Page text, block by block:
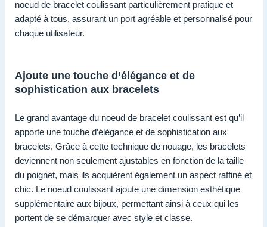
noeud de bracelet coulissant particulièrement pratique et
adapté à tous, assurant un port agréable et personnalisé pour
chaque utilisateur.
Ajoute une touche d’élégance et de
sophistication aux bracelets
Le grand avantage du noeud de bracelet coulissant est qu’il
apporte une touche d’élégance et de sophistication aux
bracelets. Grâce à cette technique de nouage, les bracelets
deviennent non seulement ajustables en fonction de la taille
du poignet, mais ils acquièrent également un aspect raffiné et
chic. Le noeud coulissant ajoute une dimension esthétique
supplémentaire aux bijoux, permettant ainsi à ceux qui les
portent de se démarquer avec style et classe.